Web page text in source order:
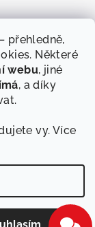
přehledně,
Některé
webu, jiné
, a díky
vy. Více
Upravit